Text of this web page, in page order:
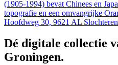
(1905-1994) bevat Chinees en
topografie en een omvangrijke
Hoofdweg 30, 9621 AL Slochteren
Dé digitale collectie
Groningen.